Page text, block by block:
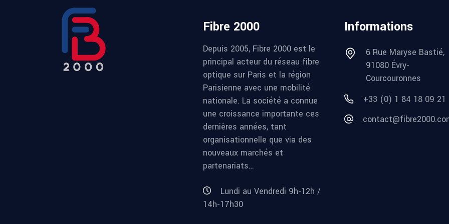
Fibre 2000
Depuis 2005, Fibre 2000 est le
principal acteur du réseau fibre
optique sur Paris et la région
Parisienne avec une mobilité
nationale. La société a connue
une croissance importante ces
dernières années, tant
organisationnelle que via des
nouveaux marchés et
partenariats…
Lundi au Vendredi 9h-12h /
14h-17h30
Informations
6 Rue Maryse Bastié,
91080 Évry-
Courcouronnes
+33 (0) 1 84 18 09 21